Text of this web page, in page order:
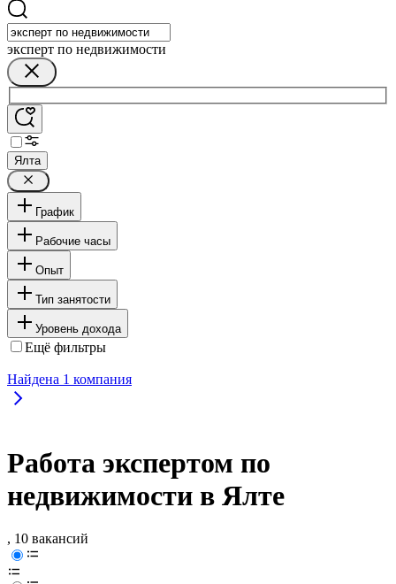
эксперт по недвижимости
Ялта
График
Рабочие часы
Опыт
Тип занятости
Уровень дохода
Ещё фильтры
Найдена 1 компания
Работа экспертом по
недвижимости в Ялте
, 10 вакансий